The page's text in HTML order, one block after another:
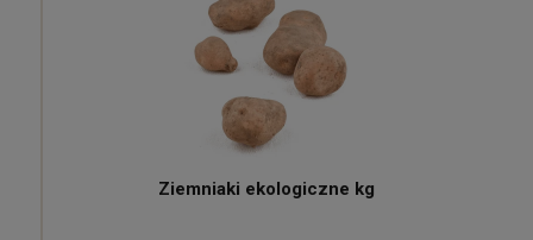
Ziemniaki ekologiczne kg